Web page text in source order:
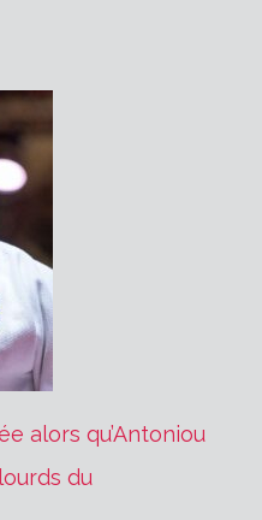
alors qu’Antoniou
du